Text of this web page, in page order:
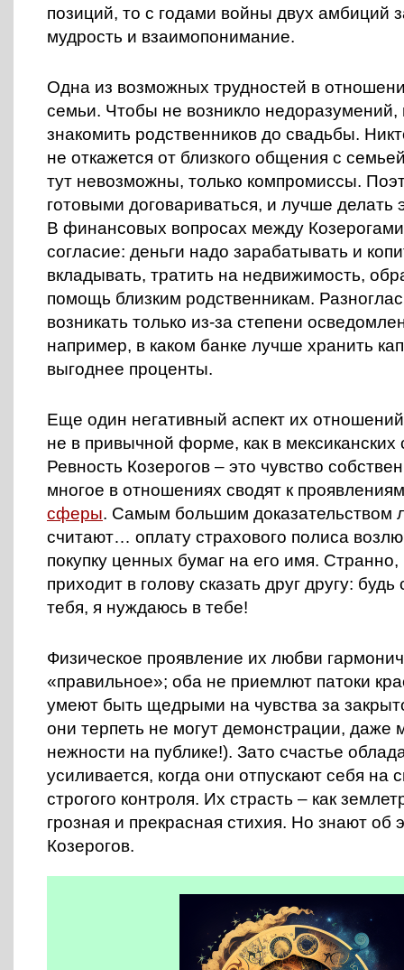
позиций, то с годами войны двух амбиций
мудрость и взаимопонимание.
Одна из возможных трудностей в
семьи. Чтобы не возникло
знакомить родственников до свадьбы.
не откажется от близкого общения с
тут невозможны, только компромиссы.
готовыми договариваться, и лучше делать
В финансовых вопросах между
согласие: деньги надо зарабатывать и
вкладывать, тратить на недвижимость,
помощь близким родственникам.
возникать только из-за степени
например, в каком банке лучше хранить
выгоднее проценты.
Еще один негативный аспект их
не в привычной форме, как в мексиканских
Ревность Козерогов – это чувство
многое в отношениях сводят к
сферы. Самым большим доказательством
считают… оплату страхового полиса
покупку ценных бумаг на его имя.
приходит в голову сказать друг другу:
тебя, я нуждаюсь в тебе!
Физическое проявление их любви
«правильное»; оба не приемлют патоки
умеют быть щедрыми на чувства за
они терпеть не могут демонстрации, даже
нежности на публике!). Зато счастье
усиливается, когда они отпускают себя на
строгого контроля. Их страсть – как
грозная и прекрасная стихия. Но знают об
Козерогов.